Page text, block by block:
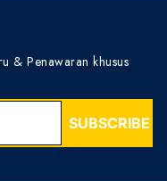
& Penawaran khusus
SUBSCRIBE